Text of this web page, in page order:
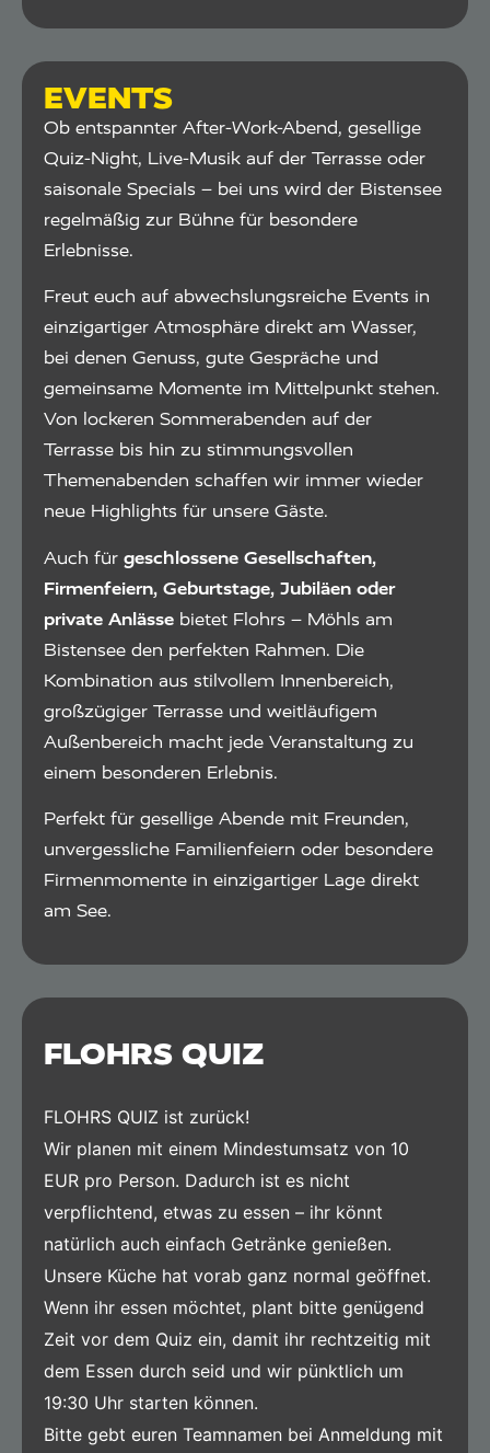
EVENTS
Ob entspannter After-Work-Abend, gesellige
Quiz-Night, Live-Musik auf der Terrasse oder
saisonale Specials – bei uns wird der Bistensee
regelmäßig zur Bühne für besondere
Erlebnisse.
Freut euch auf abwechslungsreiche Events in
einzigartiger Atmosphäre direkt am Wasser,
bei denen Genuss, gute Gespräche und
gemeinsame Momente im Mittelpunkt stehen.
Von lockeren Sommerabenden auf der
Terrasse bis hin zu stimmungsvollen
Themenabenden schaffen wir immer wieder
neue Highlights für unsere Gäste.
Auch für geschlossene Gesellschaften,
Firmenfeiern, Geburtstage, Jubiläen oder
private Anlässe bietet Flohrs – Möhls am
Bistensee den perfekten Rahmen. Die
Kombination aus stilvollem Innenbereich,
großzügiger Terrasse und weitläufigem
Außenbereich macht jede Veranstaltung zu
einem besonderen Erlebnis.
Perfekt für gesellige Abende mit Freunden,
unvergessliche Familienfeiern oder besondere
Firmenmomente in einzigartiger Lage direkt
am See.
FLOHRS QUIZ
FLOHRS QUIZ ist zurück!
Wir planen mit einem Mindestumsatz von 10
EUR pro Person. Dadurch ist es nicht
verpflichtend, etwas zu essen – ihr könnt
natürlich auch einfach Getränke genießen.
Unsere Küche hat vorab ganz normal geöffnet.
Wenn ihr essen möchtet, plant bitte genügend
Zeit vor dem Quiz ein, damit ihr rechtzeitig mit
dem Essen durch seid und wir pünktlich um
19:30 Uhr starten können.
Bitte gebt euren Teamnamen bei Anmeldung mit